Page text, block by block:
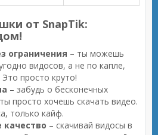
от SnapTik:
ограничения – ты можешь
видосов, а не по капле,
Это просто круто!
– забудь о бесконечных
просто хочешь скачать видео.
только кайф.
– скачивай видосы в